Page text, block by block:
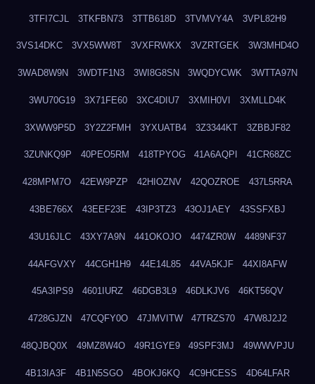
3TFI7CJL 3TKFBN73 3TTB618D 3TVMVY4A 3VPL82H9
3VS14DKC 3VX5WW8T 3VXFRWKX 3VZRTGEK 3W3MHD4O
3WAD8W9N 3WDTF1N3 3WI8G8SN 3WQDYCWK 3WTTA97N
3WU70G19 3X71FE60 3XC4DIU7 3XMIH0VI 3XMLLD4K
3XWW9P5D 3Y2Z2FMH 3YXUATB4 3Z3344KT 3ZBBJF82
3ZUNKQ9P 40PEO5RM 418TPYOG 41A6AQPI 41CR68ZC
428MPM7O 42EW9PZP 42HIOZNV 42QOZROE 437L5RRA
43BE766X 43EEF23E 43IP3TZ3 43OJ1AEY 43SSFXBJ
43U16JLC 43XY7A9N 441OKOJO 4474ZR0W 4489NF37
44AFGVXY 44CGH1H9 44E14L85 44VA5KJF 44XI8AFW
45A3IPS9 4601IURZ 46DGB3L9 46DLKJV6 46KT56QV
4728GJZN 47CQFY0O 47JMVITW 47TRZS70 47W8J2J2
48QJBQ0X 49MZ8W4O 49R1GYE9 49SPF3MJ 49WWVPJU
4B13IA3F 4B1N5SGO 4BOKJ6KQ 4C9HCESS 4D64LFAR